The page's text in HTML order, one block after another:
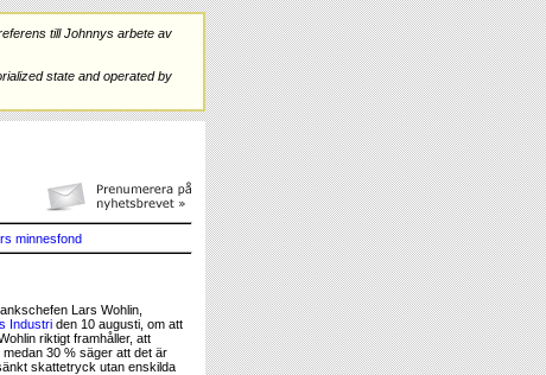
till Johnnys arbete av
state and operated by
minnesfond
Lars Wohlin,
Industri den 10 augusti, om att
riktigt framhåller, att
30 % säger att det är
skattetryck utan enskilda